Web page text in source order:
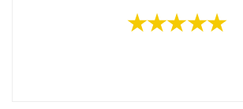
★★★★★